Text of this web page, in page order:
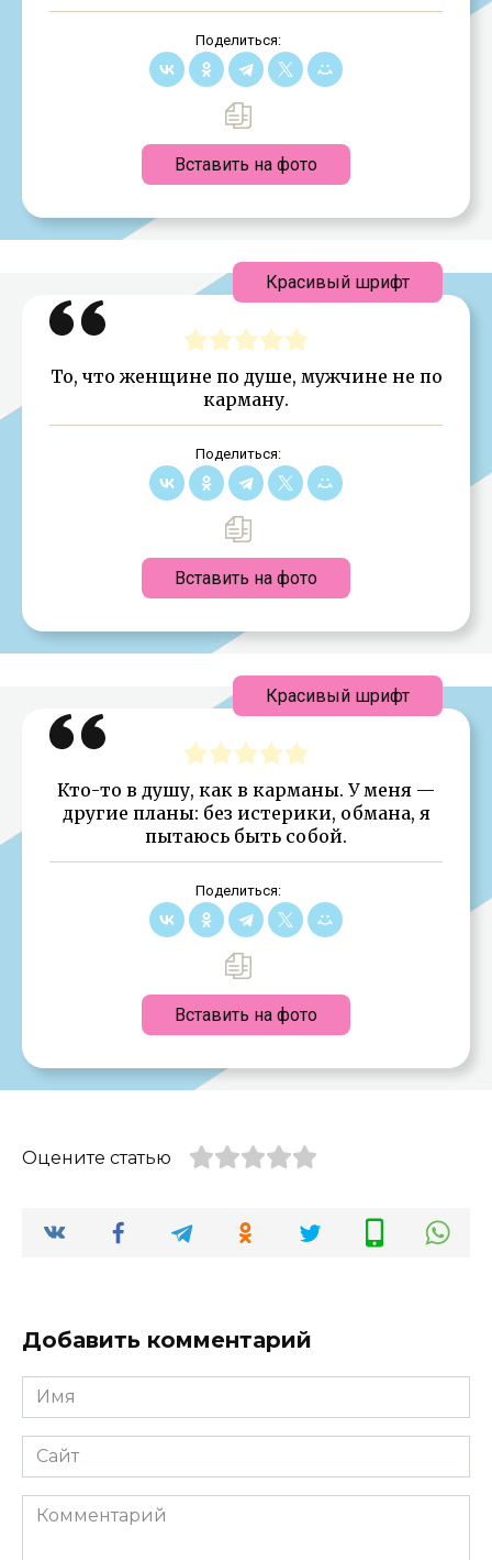
Поделиться:
Вставить на фото
То, что женщине по душе, мужчине не по
карману.
Поделиться:
Вставить на фото
Красивый шрифт
Кто-то в душу, как в карманы. У меня —
другие планы: без истерики, обмана, я
пытаюсь быть собой.
Поделиться:
Вставить на фото
Красивый шрифт
Оцените статью
Добавить комментарий
Имя
*
Сайт
Комментарий